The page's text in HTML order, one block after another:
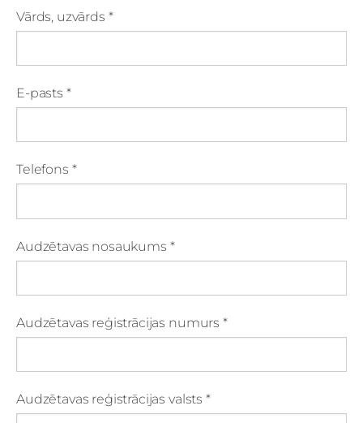
Vārds, uzvārds *
E-pasts *
Telefons *
Audzētavas nosaukums *
Audzētavas reģistrācijas numurs *
Audzētavas reģistrācijas valsts *